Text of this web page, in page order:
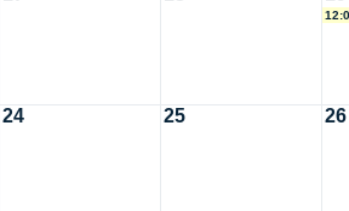
24 25 26